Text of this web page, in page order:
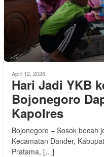
April 12, 2026
Hari Jadi YKB
Bojonegoro
Kapolres
Bojonegoro – Sosok bocah
Kecamatan Dander,
Pratama, […]